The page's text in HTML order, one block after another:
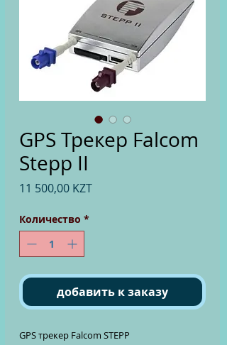
GPS Трекер Falcom
Stepp II
11 500,00 KZTЦена
Количество *
добавить к заказу
GPS трекер Falcom STEPP